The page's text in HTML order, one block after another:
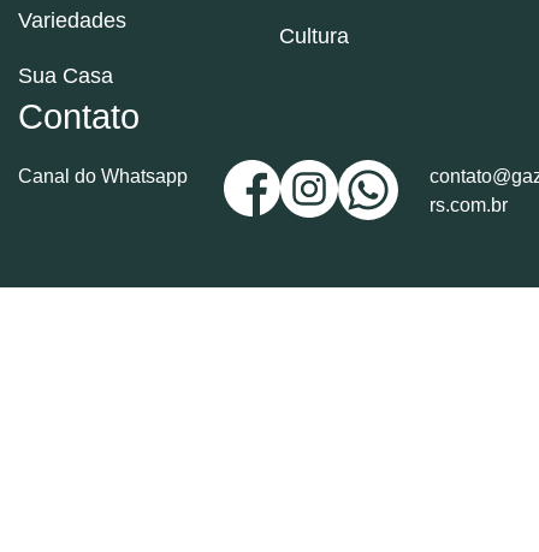
Variedades
Sua Casa
Cultura
Contato
Canal do Whatsapp
rs.com.br